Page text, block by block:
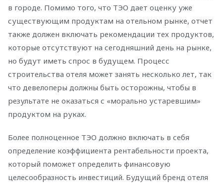
в городе. Помимо того, что ТЭО дает оценку уже
существующим продуктам на отельном рынке, отчет
также должен включать рекомендации тех продуктов,
которые отсутствуют на сегодняшний день на рынке,
но будут иметь спрос в будущем. Процесс
строительства отеля может занять несколько лет, так
что девелоперы должны быть осторожны, чтобы в
результате не оказаться с «морально устаревшим»
продуктом на руках.
Более полноценное ТЭО должно включать в себя
определение коэффициента рентабельности проекта,
который поможет определить финансовую
целесообразность инвестиций. Будущий бренд отеля